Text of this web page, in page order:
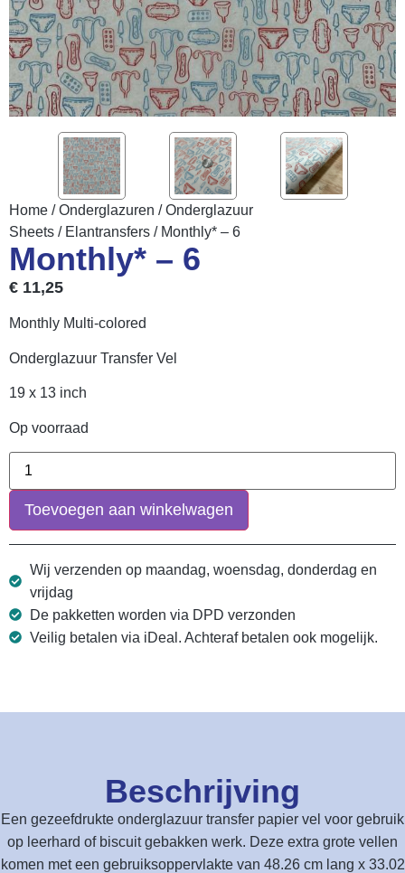
Home /Onderglazuren /Onderglazuur
Sheets / Elantransfers / Monthly* – 6
Monthly* – 6
€ 11,25
Monthly Multi-colored
Onderglazuur Transfer Vel
19 x 13 inch
Op voorraad
Toevoegen aan winkelwagen
Wij verzenden op maandag, woensdag, donderdag en
vrijdag
De pakketten worden via DPD verzonden
Veilig betalen via iDeal. Achteraf betalen ook mogelijk.
Beschrijving
Een gezeefdrukte onderglazuur transfer papier vel voor gebruik
op leerhard of biscuit gebakken werk. Deze extra grote vellen
komen met een gebruiksoppervlakte van 48.26 cm lang x 33.02